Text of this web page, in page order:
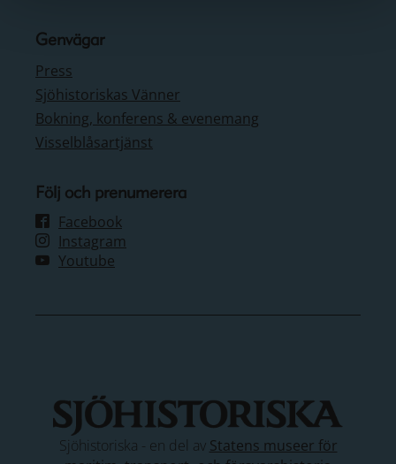
Genvägar
Press
Sjöhistoriskas Vänner
Bokning, konferens & evenemang
Visselblåsartjänst
Följ och prenumerera
Facebook
Instagram
Youtube
Sjöhistoriska - en del av Statens museer för